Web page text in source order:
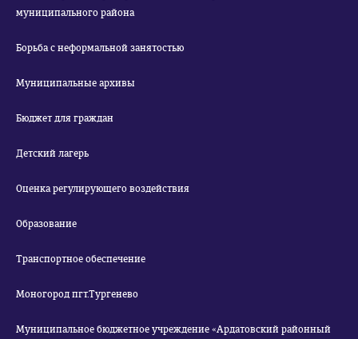
муниципального района
Борьба с неформальной занятостью
Муниципальные архивы
Бюджет для граждан
Детский лагерь
Оценка регулирующего воздействия
Образование
Транспортное обеспечение
Моногород пгт.Тургенево
Муниципальное бюджетное учреждение «Ардатовский районный